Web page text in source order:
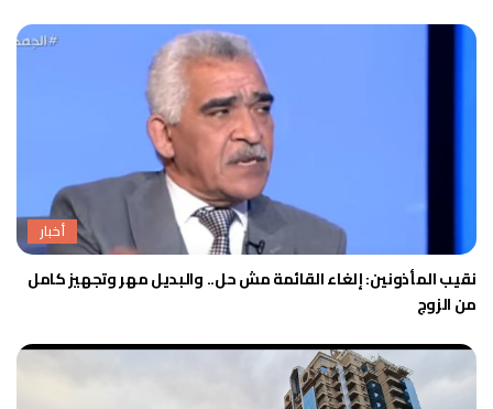
أخبار
نقيب المأذونين: إلغاء القائمة مش حل.. والبديل مهر وتجهيز كامل
من الزوج